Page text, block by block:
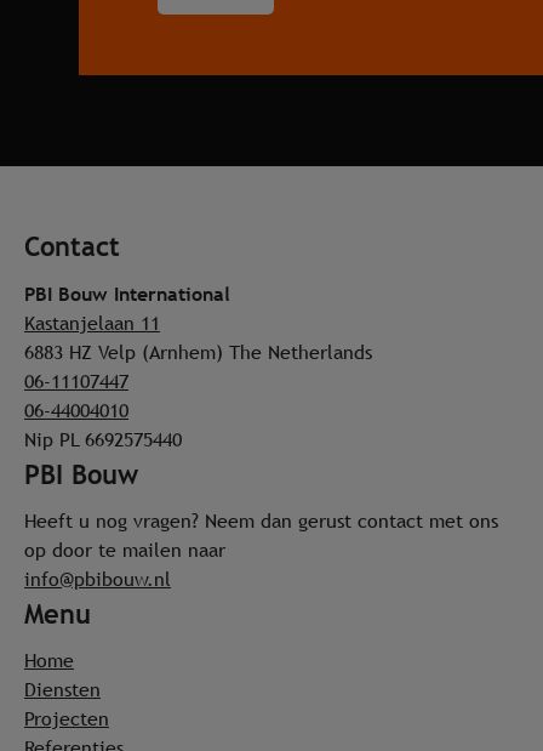
Contact
PBI Bouw International
Kastanjelaan 11
6883 HZ Velp (Arnhem) The Netherlands
06-11107447
06-44004010
Nip PL 6692575440
PBI Bouw
Heeft u nog vragen? Neem dan gerust contact met ons
op door te mailen naar
info@pbibouw.nl
Menu
Home
Diensten
Projecten